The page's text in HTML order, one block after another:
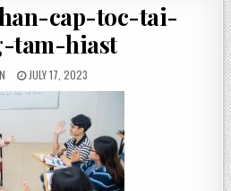
cap-toc-tai-
tam-hiast
POSTED
ON
JULY 17, 2023